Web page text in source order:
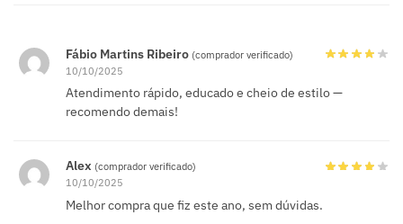
Fábio Martins Ribeiro (comprador verificado)
10/10/2025
Atendimento rápido, educado e cheio de estilo —
recomendo demais!
Alex (comprador verificado)
10/10/2025
Melhor compra que fiz este ano, sem dúvidas.